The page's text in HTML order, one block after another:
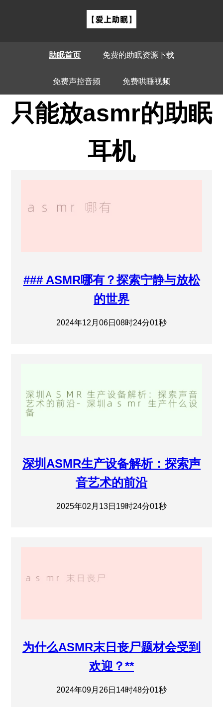
助眠首页 免费的助眠资源下载
免费声控音频 免费哄睡视频
只能放asmr的助眠
耳机
### ASMR哪有？探索宁静与放松
的世界
2024年12月06日08时24分01秒
深圳ASMR生产设备解析：探索声
音艺术的前沿
2025年02月13日19时24分01秒
为什么ASMR末日丧尸题材会受到
欢迎？**
2024年09月26日14时48分01秒